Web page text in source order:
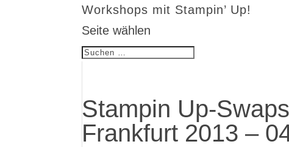
Workshops mit Stampin’ Up!
Seite wählen
Stampin Up-
Frankfurt 2013 –